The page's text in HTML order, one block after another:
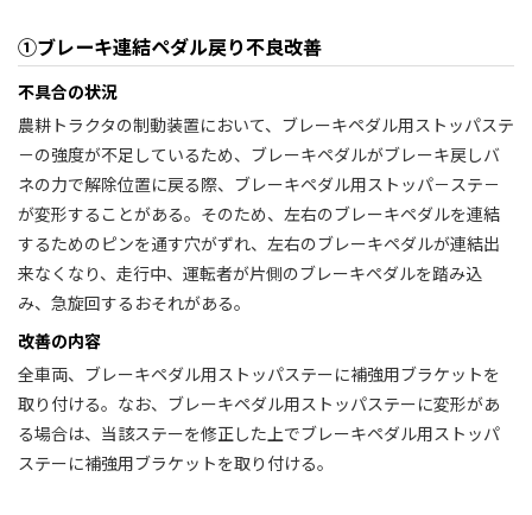
①ブレーキ連結ペダル戻り不良改善
不具合の状況
農耕トラクタの制動装置において、ブレーキペダル用ストッパステ
－の強度が不足しているため、ブレーキペダルがブレーキ戻しバ
ネの力で解除位置に戻る際、ブレーキペダル用ストッパ－ステ－
が変形することがある。そのため、左右のブレーキペダルを連結
するためのピンを通す穴がずれ、左右のブレーキペダルが連結出
来なくなり、走行中、運転者が片側のブレーキペダルを踏み込
み、急旋回するおそれがある。
改善の内容
全車両、ブレーキペダル用ストッパステーに補強用ブラケットを
取り付ける。なお、ブレーキペダル用ストッパステーに変形があ
る場合は、当該ステーを修正した上でブレーキペダル用ストッパ
ステーに補強用ブラケットを取り付ける。